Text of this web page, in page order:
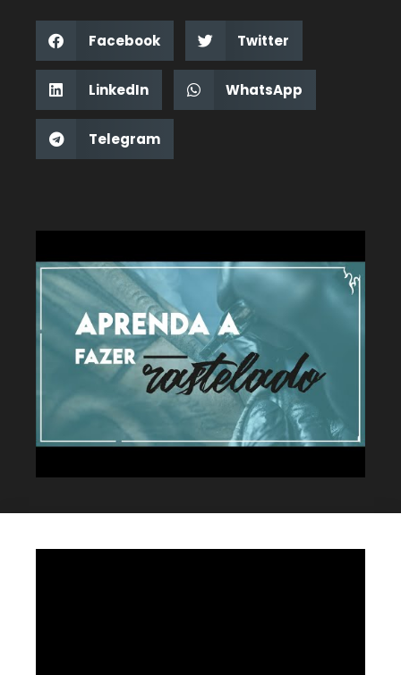
Facebook Twitter
LinkedIn WhatsApp
Telegram